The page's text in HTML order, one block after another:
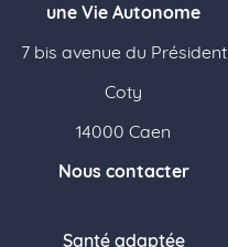
une Vie Autonome
7 bis avenue du Président
Coty
14000 Caen
Nous contacter
Santé adaptée